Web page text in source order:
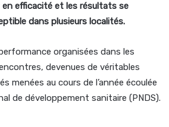
efficacité et les résultats se
dans plusieurs localités.
organisées dans les
devenues de véritables
au cours de l’année écoulée
de développement sanitaire (PNDS).